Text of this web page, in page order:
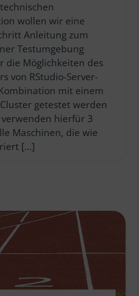
wollen wir eine
Anleitung zum
Testumgebung
die Möglichkeiten des
von RStudio-Server-
mit einem
getestet werden
hierfür 3
Maschinen, die wie
[…]